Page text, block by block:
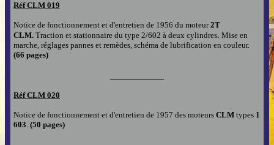
Réf CLM 019
Notice de fonctionnement et d'entretien de 1956 du moteur2T
CLM. Traction et stationnaire du type 2/602 à deux cylindres. Mise en
marche, réglages pannes et remèdes, schéma de lubrification en couleur.
(66 pages)
Réf CLM 020
Notice de fonctionnement et d'entretien de 1957 des moteurs CLM types 1
603. (50 pages)